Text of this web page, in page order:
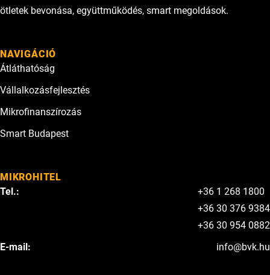
ötletek bevonása, együttműködés, smart megoldások.
NAVIGÁCIÓ
Átláthatóság
Vállalkozásfejlesztés
Mikrofinanszírozás
Smart Budapest
MIKROHITEL
Tel.:
+36 1 268 1800
+36 30 376 9384
+36 30 954 0882
E-mail:
info@bvk.hu